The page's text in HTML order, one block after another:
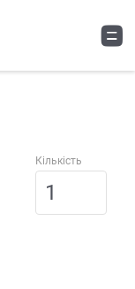
Кількість